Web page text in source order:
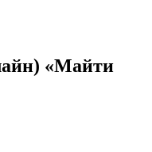
«Майти